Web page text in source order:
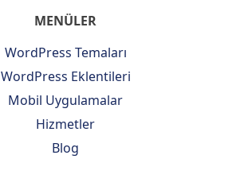
MENÜLER
WordPress Temaları
WordPress Eklentileri
Mobil Uygulamalar
Hizmetler
Blog